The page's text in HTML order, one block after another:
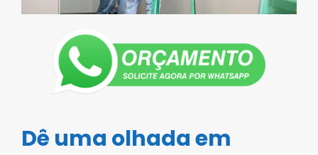
Dê uma olhada em